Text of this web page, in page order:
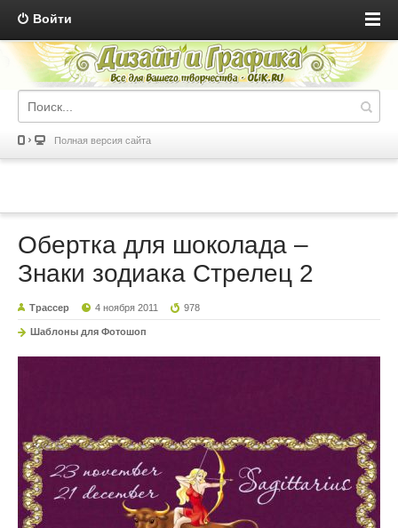
Войти
Полная версия сайта
Обертка для шоколада –
Знаки зодиака Стрелец 2
Трассер 4 ноября 2011 978
Шаблоны для Фотошоп